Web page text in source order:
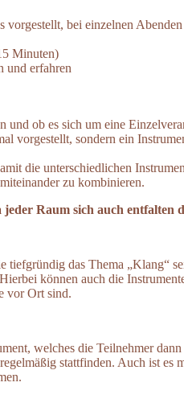
vorgestellt, bei einzelnen
Minuten)
und erfahren
ob es sich um eine
vorgestellt, sondern ein
die unterschiedlichen
zu kombinieren.
Raum sich auch entfalten
das Thema „Klang“
können auch die
vor Ort sind.
welches die Teilnehmer
stattfinden. Auch ist es